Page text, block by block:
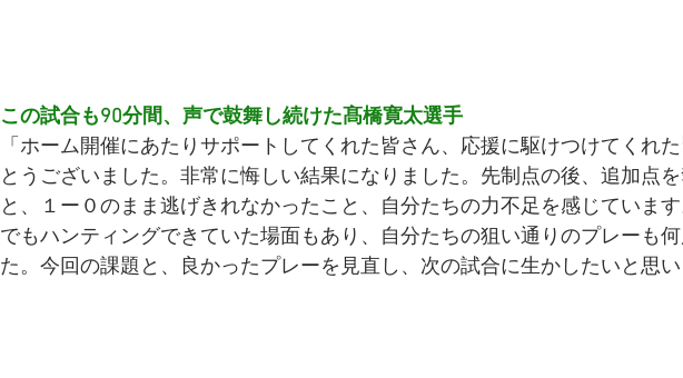
この試合も90分間、声で鼓舞し続けた髙橋寛太選手
「ホーム開催にあたりサポートしてくれた皆さん、応援に駆けつけてくれ
とうございました。非常に悔しい結果になりました。先制点の後、追加点
と、１ー０のまま逃げきれなかったこと、自分たちの力不足を感じていま
でもハンティングできていた場面もあり、自分たちの狙い通りのプレーも
た。今回の課題と、良かったプレーを見直し、次の試合に生かしたいと思